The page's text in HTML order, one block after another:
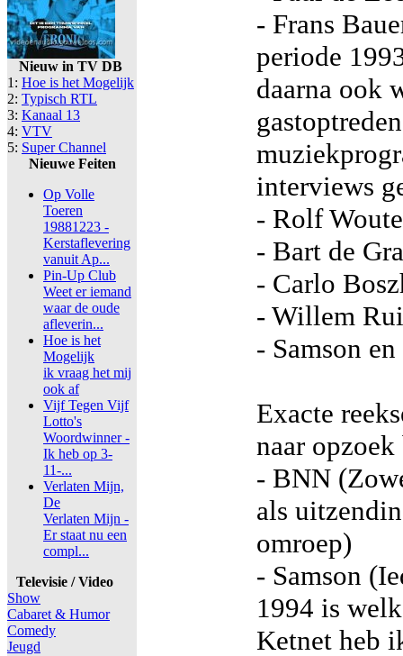
Nieuw in TV DB
1: Hoe is het Mogelijk
2: Typisch RTL
3: Kanaal 13
4: VTV
5: Super Channel
Nieuwe Feiten
Op Volle
Toeren
19881223 -
Kerstaflevering
vanuit Ap...
Pin-Up Club
Weet er iemand
waar de oude
afleverin...
Hoe is het
Mogelijk
ik vraag het mij
ook af
Vijf Tegen Vijf
Lotto's
Woordwinner -
Ik heb op 3-
11-...
Verlaten Mijn,
De
Verlaten Mijn -
Er staat nu een
compl...
Televisie / Video
Show
Cabaret & Humor
Comedy
Jeugd
- Frans
periode
daarna ook
interviews
- Rolf
- Bart de
- Carlo
- Willem
- Samson
Exacte
naar opzoek
- BNN
als
omroep)
- Samson
1994 is
Ketnet heb